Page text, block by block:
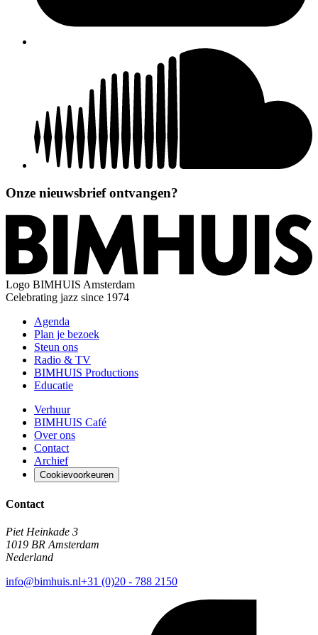
Onze nieuwsbrief ontvangen?
Logo BIMHUIS Amsterdam
Celebrating jazz since 1974
Agenda
Plan je bezoek
Steun ons
Radio & TV
BIMHUIS Productions
Educatie
Verhuur
BIMHUIS Café
Over ons
Contact
Archief
Cookievoorkeuren
Contact
Piet Heinkade 3
1019 BR Amsterdam
Nederland
info@bimhuis.nl+31 (0)20 - 788 2150